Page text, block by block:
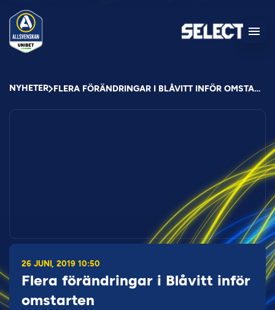
NYHETER FLERA FÖRÄNDRINGAR I BLÅVITT INFÖR OMSTARTEN
26 JUNI, 2019 10:50
Flera förändringar i Blåvitt inför
omstarten